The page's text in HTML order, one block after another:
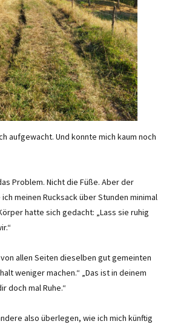
aufgewacht. Und konnte mich kaum noch
Problem. Nicht die Füße. Aber der
meinen Rucksack über Stunden minimal
hatte sich gedacht: „Lass sie ruhig
allen Seiten dieselben gut gemeinten
weniger machen.“ „Das ist in deinem
doch mal Ruhe.“
also überlegen, wie ich mich künftig